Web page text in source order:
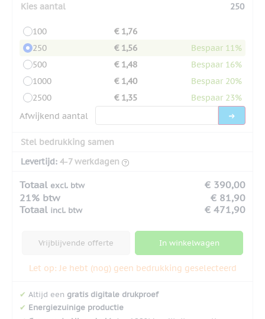
Kies aantal 250
100
€ 1,76
250
€ 1,56
Bespaar 11%
500
€ 1,48
Bespaar 16%
1000
€ 1,40
Bespaar 20%
2500
€ 1,35
Bespaar 23%
Afwijkend aantal
Stel bedrukking samen
Levertijd: 4-7 werkdagen
Totaal excl. btw
€ 390,00
21% btw
€ 81,90
Totaal incl. btw € 471,90
Vrijblijvende offerte In winkelwagen
Let op: Je hebt (nog) geen bedrukking geselecteerd
✔ Altijd een gratis digitale drukproef
✔ Energiezuinige productie